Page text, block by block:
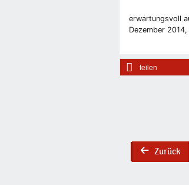
erwartungsvoll
Dezember
teilen
backZurück